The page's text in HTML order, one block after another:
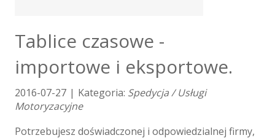
Biżuteria
Dla Dzieci
Wyposażenie Wnętrz
Wyposażenie Łazienki
Odzież
Tablice czasowe -
importowe i eksportowe.
2016-07-27 | Kategoria: Spedycja / Usługi
Motoryzacyjne
Potrzebujesz doświadczonej i odpowiedzialnej firmy,